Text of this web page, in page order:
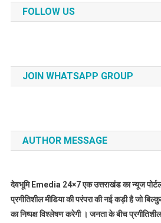
FOLLOW US
JOIN WHATSAPP GROUP
AUTHOR MESSAGE
देवभूमि Emedia 24×7 एक उत्तराखंड का न्यूज
प्रगीतिशील मीडिया की परंपरा की नई कड़ी है जो
का निष्पक्ष विश्लेषण करेगी । जनता के बीच